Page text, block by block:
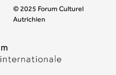
© 2025 Forum Culturel
Autrichien